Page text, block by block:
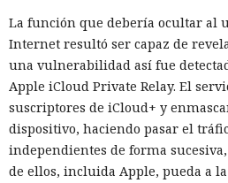
La función que debería ocultar al
Internet resultó ser capaz de
una vulnerabilidad así fue
Apple iCloud Private Relay. El
suscriptores de iCloud+ y
dispositivo, haciendo pasar el
independientes de forma
de ellos, incluida Apple, pueda a